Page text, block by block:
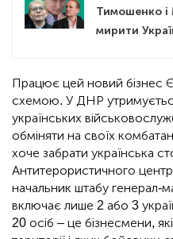
Тимошенко і
мирити
Працює цей новий бізнес
схемою. У ДНР
українських
обміняти на своїх
хоче забрати українська
Антитерористичного
начальник штабу генерал-
включає лише 2 або 3
20 осіб – це бізнесмени,